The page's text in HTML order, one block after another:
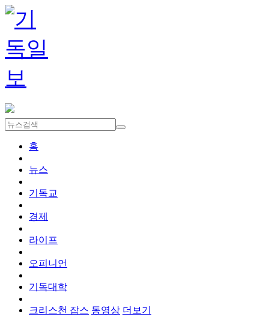
홈
뉴스
기독교
경제
라이프
오피니언
기독대학
크리스천 잡스 동영상 더보기